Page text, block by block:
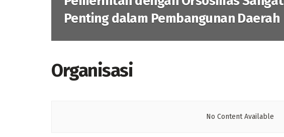
Penting dalam Pembangunan Daerah
Organisasi
No Content Available